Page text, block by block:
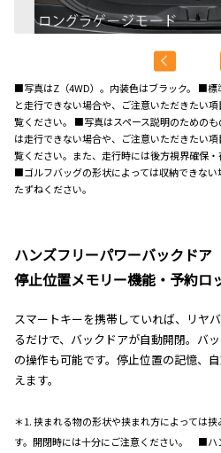
■写真はZ（4WD）。内装色はブラック。 ■標
と走行できない場合や、ご注意いただきたい
覧ください。 ■写真はスペース説明のための
は走行できない場合や、ご注意いただきたい
覧ください。また、走行時には後方視界確保・
■ゴルフバッグの形状によっては収納できな
たずねください。
ハンズフリーパワーバックドア
停止位置メモリー機能・予約ロ
スマートキーを携帯していれば、リヤ
るだけで、バックドアが自動開閉。バ
の操作も可能です。停止位置の記憶、
えます。
＊1. 挟まれる物の形状や挟まれ方によっては
す。開閉時には十分にご注意ください。 ■ハ